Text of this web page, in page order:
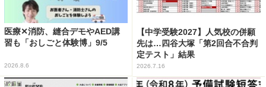
医療✕消防、縫合デモやAED講
習も「おしごと体験博」9/5
2026.8.6
【中学受験2027】人気校の併願
先は…四谷大塚「第2回合不合判
定テスト」結果
2026.7.16